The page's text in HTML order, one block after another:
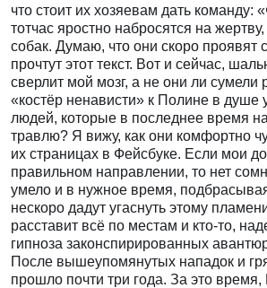
что стоит их хозяевам дать команду:
тотчас яростно набросятся на
собак. Думаю, что они скоро проявят
прочтут этот текст. Вот и сейчас,
сверлит мой мозг, а не они ли сумели
«костёр ненависти» к Полине в душе
людей, которые в последнее время
травлю? Я вижу, как они комфортно
их страницах в Фейсбуке. Если мои
правильном направлении, то нет
умело и в нужное время,
нескоро дадут угаснуть этому
расставит всё по местам и кто-то,
гипноза законспирированных
После вышеупомянутых нападок и
прошло почти три года. За это